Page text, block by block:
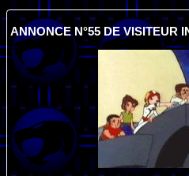
ANNONCE N°55 DE VISITEUR